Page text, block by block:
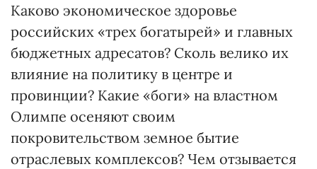
Каково экономическое здоровье
российских «трех богатырей» и главных
бюджетных адресатов? Сколь велико их
влияние на политику в центре и
провинции? Какие «боги» на властном
Олимпе осеняют своим
покровительством земное бытие
отраслевых комплексов? Чем отзывается